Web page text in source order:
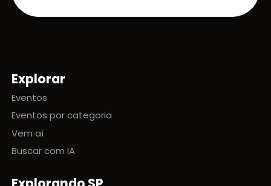
Mapa do site
Explorar
Eventos
Eventos por categoria
Vem aí
Buscar com IA